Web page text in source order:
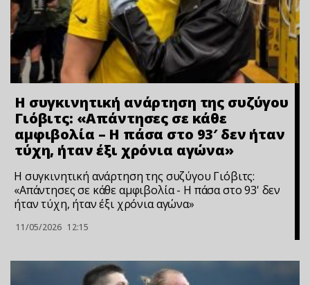
Η συγκινητική ανάρτηση της συζύγου
Γιόβιτς: «Απάντησες σε κάθε
αμφιβολία – Η πάσα στο 93′ δεν ήταν
τύχη, ήταν έξι χρόνια αγώνα»
Η συγκινητική ανάρτηση της συζύγου Γιόβιτς:
«Απάντησες σε κάθε αμφιβολία - Η πάσα στο 93' δεν
ήταν τύχη, ήταν έξι χρόνια αγώνα»
11/05/2026 12:15